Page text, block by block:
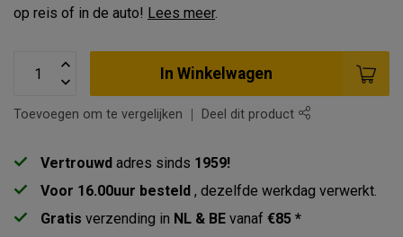
op reis of in de auto! Lees meer.
In Winkelwagen
Toevoegen om te vergelijken Deel dit product
Vertrouwd adres sinds 1959!
Voor 16.00uur besteld , dezelfde werkdag verwerkt.
Gratis verzending in NL & BE vanaf €85 *